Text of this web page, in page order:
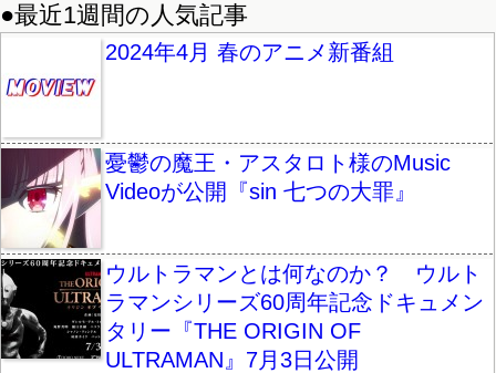
●最近1週間の人気記事
2024年4月 春のアニメ新番組
憂鬱の魔王・アスタロト様のMusic
Videoが公開『sin 七つの大罪』
ウルトラマンとは何なのか？ ウルト
ラマンシリーズ60周年記念ドキュメン
タリー『THE ORIGIN OF
ULTRAMAN』7月3日公開